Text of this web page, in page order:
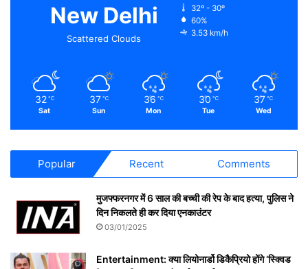
New Delhi
Scattered Clouds
32º - 30º
60%
3.53 km/h
32 ℃
Sat
37 ℃
Sun
36 ℃
Mon
30 ℃
Tue
37 ℃
Wed
Popular Recent Comments
मुजफ्फरनगर में 6 साल की बच्ची की रेप के बाद हत्या, पुलिस ने
दिन निकलते ही कर दिया एनकाउंटर
03/01/2025
Entertainment: क्या लियोनार्डो डिकैप्रियो होंगे ‘स्क्विड